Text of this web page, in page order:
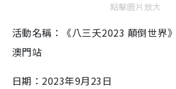
點擊圖片放大
活動名稱：《八三夭2023 顛倒世界
澳門站
日期：2023年9月23日